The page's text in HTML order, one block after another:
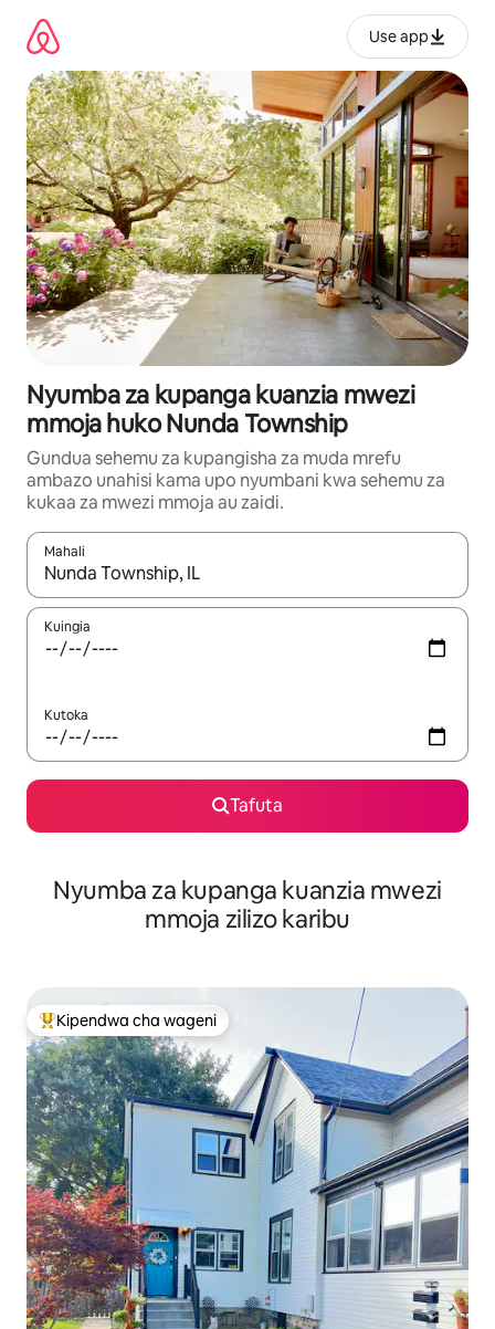
kwenda
kwenye
maudhui
Use app
Nyumba za kupanga kuanzia mwezi
mmoja huko Nunda Township
Gundua sehemu za kupangisha za muda mrefu
ambazo unahisi kama upo nyumbani kwa sehemu za
kukaa za mwezi mmoja au zaidi.
Mahali
Wakati matokeo yanapatikana, vinjari kwa kutumia vitufe vya
Kuingia
Kutoka
Tafuta
Nyumba za kupanga kuanzia mwezi
mmoja zilizo karibu
Kipendwa maarufu cha wageni
Kipendwa cha wageni